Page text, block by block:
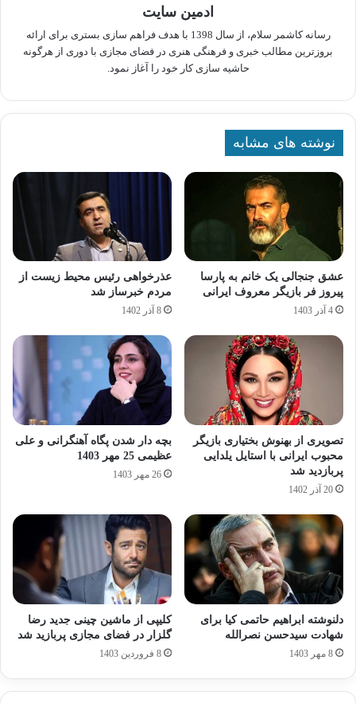
ادمین سایت
رسانه کاشمر سلام، از سال 1398 با هدف فراهم سازی بستری برای ارائه
بروزترین مطالب خبری و فرهنگی هنری در فضای مجازی با دوری از هرگونه
حاشیه سازی کار خود را آغاز نمود.
نوشته های مشابه
عشق جنجالی یک خانم به پارسا
پیروز فر بازیگر معروف ایرانی
4 آذر 1403
عذرخواهی رئیس محیط زیست از
مردم خبرساز شد
8 آذر 1402
تصویری از بهنوش بختیاری بازیگر
محبوب ایرانی با استایل یلدایی
پربازدید شد
20 آذر 1402
بچه دار شدن پگاه آهنگرانی و علی
عظیمی 25 مهر 1403
26 مهر 1403
دلنوشته ابراهیم حاتمی کیا برای
شهادت سیدحسن نصرالله
8 مهر 1403
کلیپی از ماشین چینی جدید رضا
گلزار در فضای مجازی پربازید شد
8 فروردین 1403